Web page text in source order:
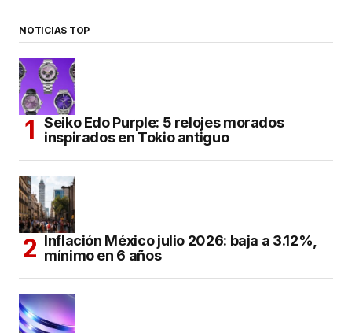
NOTICIAS TOP
Seiko Edo Purple: 5 relojes morados
inspirados en Tokio antiguo
Inflación México julio 2026: baja a 3.12%,
mínimo en 6 años